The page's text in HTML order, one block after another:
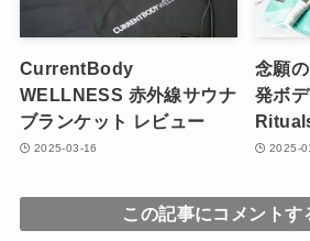
CurrentBody
WELLNESS 赤外線サウナ
ブランケット レビュー
2025-03-16
念願
発ボ
2025-
この記事にコメントす